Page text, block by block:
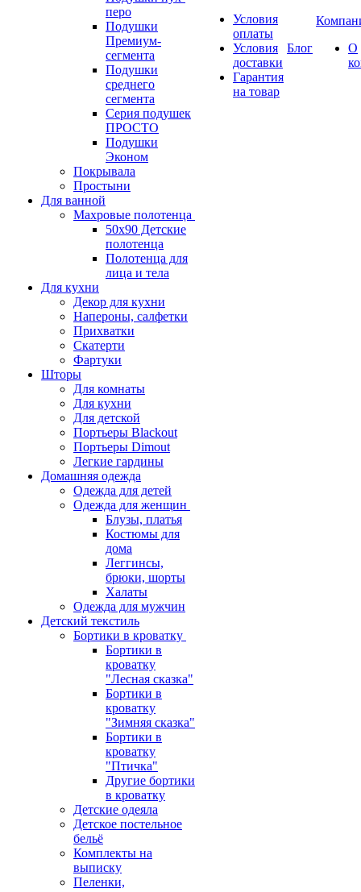
перо
Подушки
Премиум-
сегмента
Подушки
среднего
сегмента
Серия подушек
ПРОСТО
Подушки
Эконом
Покрывала
Простыни
Для ванной
Махровые полотенца
50х90 Детские
полотенца
Полотенца для
лица и тела
Для кухни
Декор для кухни
Напероны, салфетки
Прихватки
Скатерти
Фартуки
Шторы
Для комнаты
Для кухни
Для детской
Портьеры Blackout
Портьеры Dimout
Легкие гардины
Домашняя одежда
Одежда для детей
Одежда для женщин
Блузы, платья
Костюмы для
дома
Леггинсы,
брюки, шорты
Халаты
Одежда для мужчин
Детский текстиль
Бортики в кроватку
Бортики в
кроватку
"Лесная сказка"
Бортики в
кроватку
"Зимняя сказка"
Бортики в
кроватку
"Птичка"
Другие бортики
в кроватку
Детские одеяла
Детское постельное
бельё
Комплекты на
выписку
Пеленки,
Условия
оплаты
Условия
доставки
Гарантия
на товар
Блог
О